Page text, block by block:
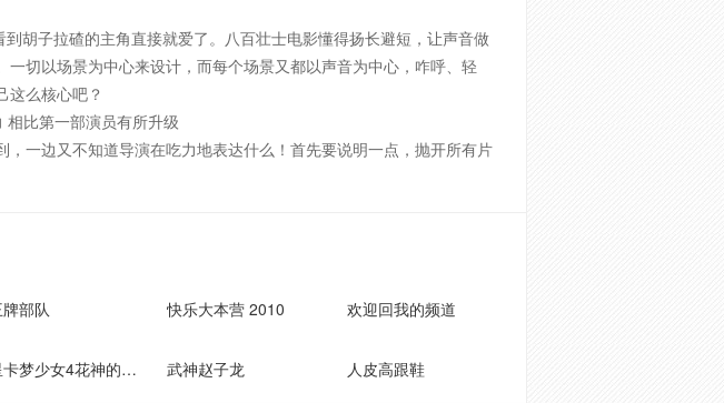
胡子拉碴的主角直接就爱了。八百壮士电影懂得扬长避短，让声音做
切以场景为中心来设计，而每个场景又都以声音为中心，咋呼、轻
这么核心吧？
比第一部演员有所升级
一边又不知道导演在吃力地表达什么！首先要说明一点，抛开所有片
部队 快乐大本营 2010 欢迎回我的频道
星卡梦少女4花神的试炼 武神赵子龙 人皮高跟鞋